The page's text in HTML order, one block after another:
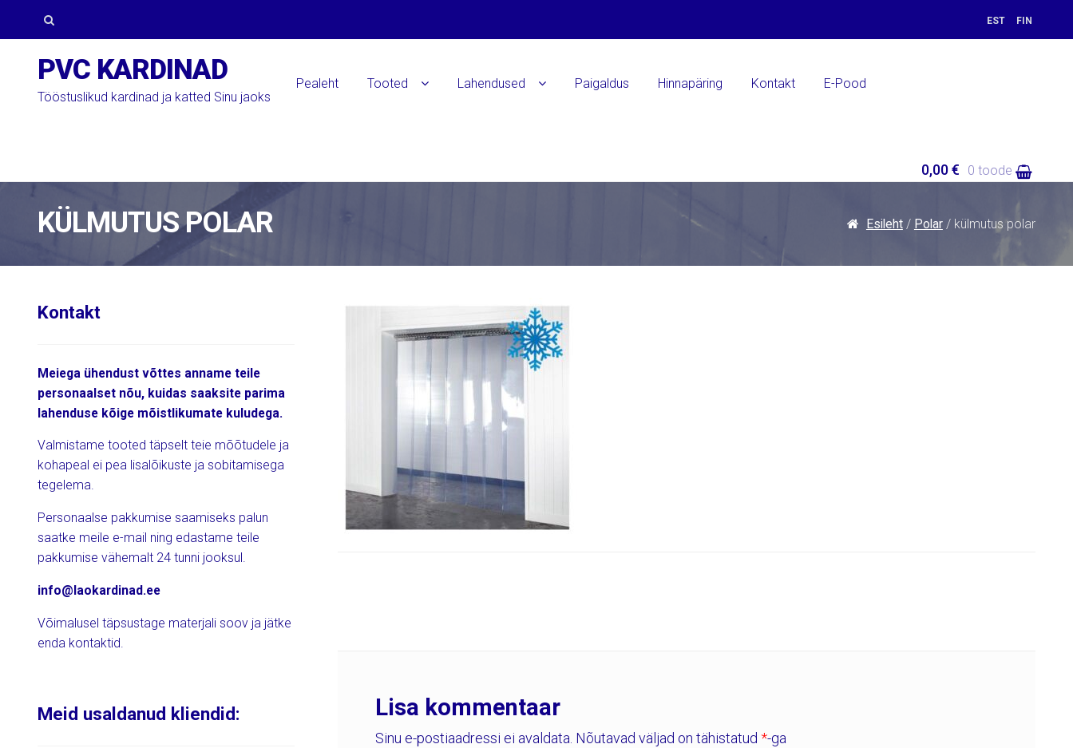
Skip
to
navigation
Skip
to
content
EST FIN
PVC KARDINAD
Tööstuslikud kardinad ja katted Sinu jaoks
Pealeht Tooted Lahendused Paigaldus Hinnapäring Kontakt E-Pood
0,00 € 0 toode
Esileht/ Polar/ külmutus polar
KÜLMUTUS POLAR
Lisa kommentaar
Sinu e-postiaadressi ei avaldata. Nõutavad väljad on tähistatud*-ga
Kontakt
Meiega ühendust võttes anname teile
personaalset nõu, kuidas saaksite parima
lahenduse kõige mõistlikumate kuludega.
Valmistame tooted täpselt teie mõõtudele ja
kohapeal ei pea lisalõikuste ja sobitamisega
tegelema.
Personaalse pakkumise saamiseks palun
saatke meile e-mail ning edastame teile
pakkumise vähemalt 24 tunni jooksul.
info@laokardinad.ee
Võimalusel täpsustage materjali soov ja jätke
enda kontaktid.
Meid usaldanud kliendid: